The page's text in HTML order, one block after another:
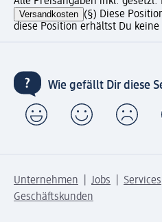
Versandkosten (§) Diese
diese Position erhältst Du keine
Wie gefällt Dir diese
Unternehmen Jobs Services
Geschäftskunden